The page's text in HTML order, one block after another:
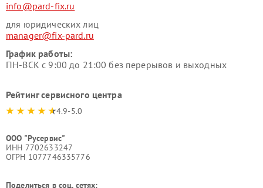
info@pard-fix.ru
для юридических лиц
manager@fix-pard.ru
График работы:
ПН-ВСК с 9:00 до 21:00 без перерывов и выходных
Рейтинг сервисного центра
4.9-5.0
ООО "Русервис"
ИНН 7702633247
ОГРН 1077746335776
Поделиться в соц. сетях: